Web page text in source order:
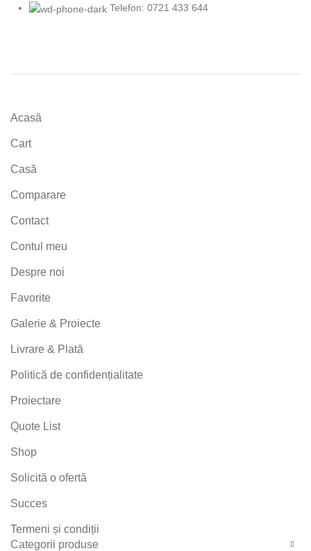
Telefon: 0721 433 644
Acasă
Cart
Casă
Comparare
Contact
Contul meu
Despre noi
Favorite
Galerie & Proiecte
Livrare & Plată
Politică de confidențialitate
Proiectare
Quote List
Shop
Solicită o ofertă
Succes
Termeni și condiții
Categorii produse